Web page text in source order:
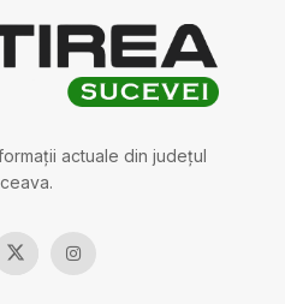
actuale din județul